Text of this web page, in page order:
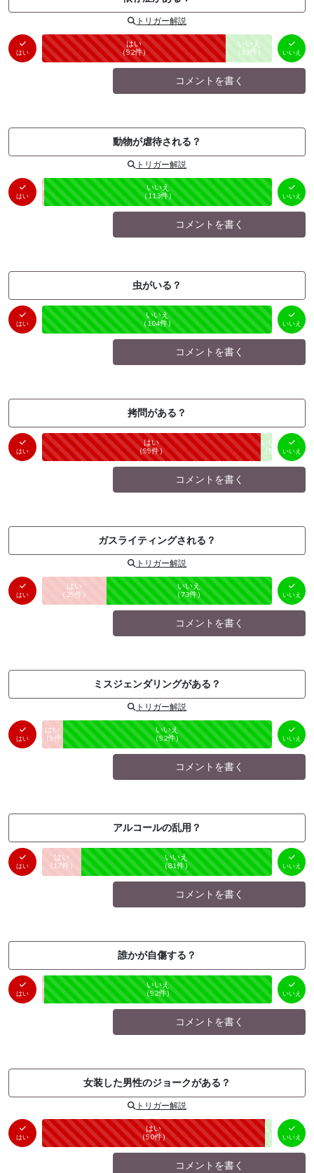
トリガー解説
はい
はい
（92件） 未投票
いいえ
（ 23件） いいえ
コメントを書く
動物が虐待される？
トリガー解説
はい
はい
（1件）
未投票
いいえ
（113件） いいえ
コメントを書く
虫がいる？
はい
はい
（0件）
未投票
いいえ
（104件） いいえ
コメントを書く
拷問がある？
はい
はい
（99件） 未投票
いいえ
（ 5 件）いいえ
コメントを書く
ガスライティングされる？
トリガー解説
はい
はい
（ 29件） 未投票
いいえ
（73件） いいえ
コメントを書く
ミスジェンダリングがある？
トリガー解説
はい
はい
（9件）未投票
いいえ
（92件） いいえ
コメントを書く
アルコールの乱用？
はい
はい
（ 17件） 未投票
いいえ
（81件） いいえ
コメントを書く
誰かが自傷する？
はい
はい
（1件）
未投票
いいえ
（92件） いいえ
コメントを書く
女装した男性のジョークがある？
トリガー解説
はい
はい
（90件） 未投票
いいえ
（ 件）
いいえ
コメントを書く